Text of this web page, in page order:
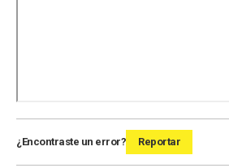
¿Encontraste un error? Reportar